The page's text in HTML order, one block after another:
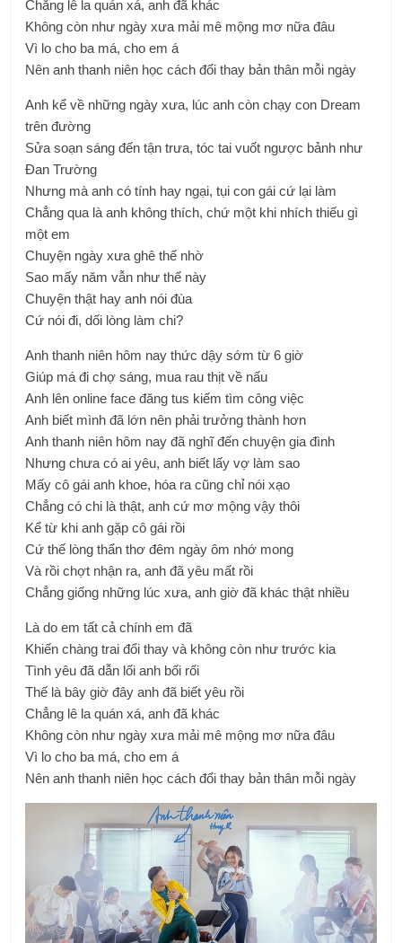
Chẳng lê la quán xá, anh đã khác
Không còn như ngày xưa mải mê mộng mơ nữa đâu
Vì lo cho ba má, cho em á
Nên anh thanh niên học cách đổi thay bản thân mỗi ngày
Anh kể về những ngày xưa, lúc anh còn chạy con Dream
trên đường
Sửa soạn sáng đến tận trưa, tóc tai vuốt ngược bảnh như
Đan Trường
Nhưng mà anh có tính hay ngại, tụi con gái cứ lại làm
Chẳng qua là anh không thích, chứ một khi nhích thiếu gì
một em
Chuyện ngày xưa ghê thế nhờ
Sao mấy năm vẫn như thế này
Chuyện thật hay anh nói đùa
Cứ nói đi, dối lòng làm chi?
Anh thanh niên hôm nay thức dậy sớm từ 6 giờ
Giúp má đi chợ sáng, mua rau thịt về nấu
Anh lên online face đăng tus kiếm tìm công việc
Anh biết mình đã lớn nên phải trưởng thành hơn
Anh thanh niên hôm nay đã nghĩ đến chuyện gia đình
Nhưng chưa có ai yêu, anh biết lấy vợ làm sao
Mấy cô gái anh khoe, hóa ra cũng chỉ nói xạo
Chẳng có chi là thật, anh cứ mơ mộng vậy thôi
Kể từ khi anh gặp cô gái rồi
Cứ thế lòng thẩn thơ đêm ngày ôm nhớ mong
Và rồi chợt nhận ra, anh đã yêu mất rồi
Chẳng giống những lúc xưa, anh giờ đã khác thật nhiều
Là do em tất cả chính em đã
Khiến chàng trai đổi thay và không còn như trước kia
Tình yêu đã dẫn lối anh bối rối
Thế là bây giờ đây anh đã biết yêu rồi
Chẳng lê la quán xá, anh đã khác
Không còn như ngày xưa mải mê mộng mơ nữa đâu
Vì lo cho ba má, cho em á
Nên anh thanh niên học cách đổi thay bản thân mỗi ngày